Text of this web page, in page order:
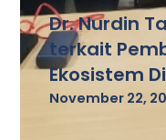
Dr. Nurdin
terkait
Ekosistem
November 22,